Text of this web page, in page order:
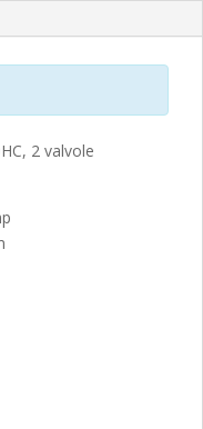
2 valvole